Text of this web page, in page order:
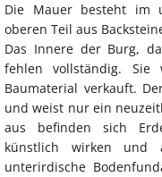
Die Mauer besteht im
oberen Teil aus
Das Innere der Burg,
fehlen vollständig. Sie
Baumaterial verkauft.
und weist nur ein
aus befinden sich
künstlich wirken und
unterirdische